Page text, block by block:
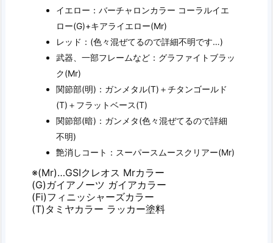
イエロー：バーチャロンカラー コーラルイエ
ロー(G)+キアライエロー(Mr)
レッド：(色々混ぜてるので詳細不明です…)
武器、一部フレームなど：グラファイトブラッ
ク(Mr)
関節部(明)：ガンメタル(T)＋チタンゴールド
(T)＋フラットベース(T)
関節部(暗)：ガンメタ(色々混ぜてるので詳細
不明)
艶消しコート：スーパースムースクリアー(Mr)
※(Mr)…GSIクレオス Mrカラー
(G)ガイアノーツ ガイアカラー
(Fi)フィニッシャーズカラー
(T)タミヤカラー ラッカー塗料